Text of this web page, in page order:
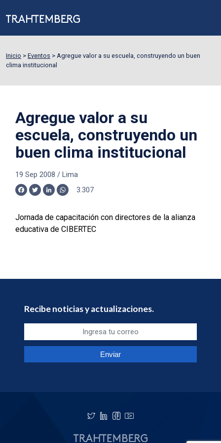
Inicio > Eventos > Agregue valor a su escuela, construyendo un buen
clima institucional
Agregue valor a su
escuela, construyendo un
buen clima institucional
19 Sep 2008 / Lima
Facebook
TwitterLinkedInWhatsApp
3.307
Jornada de capacitación con directores de la alianza
educativa de CIBERTEC
Recibe noticias y actualizaciones.